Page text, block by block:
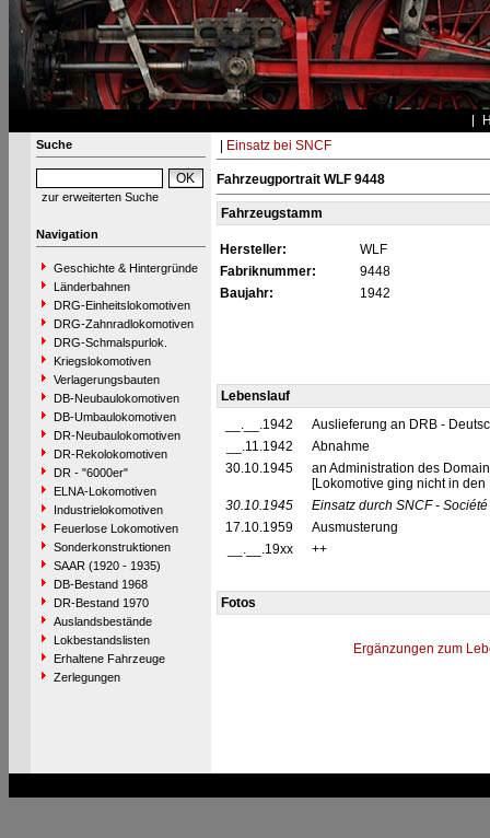
Suche
zur erweiterten Suche
Navigation
Geschichte & Hintergründe
Länderbahnen
DRG-Einheitslokomotiven
DRG-Zahnradlokomotiven
DRG-Schmalspurlok.
Kriegslokomotiven
Verlagerungsbauten
DB-Neubaulokomotiven
DB-Umbaulokomotiven
DR-Neubaulokomotiven
DR-Rekolokomotiven
DR - "6000er"
ELNA-Lokomotiven
Industrielokomotiven
Feuerlose Lokomotiven
Sonderkonstruktionen
SAAR (1920 - 1935)
DB-Bestand 1968
DR-Bestand 1970
Auslandsbestände
Lokbestandslisten
Erhaltene Fahrzeuge
Zerlegungen
Einsatz bei SNCF
Fahrzeugportrait WLF 9448
Fahrzeugstamm
Hersteller:
WLF
Fabriknummer:
9448
Baujahr:
1942
Lebenslauf
__.__.1942
Auslieferung an DRB -
__.11.1942
Abnahme
30.10.1945
an Administration des
[Lokomotive ging nicht in
30.10.1945
Einsatz durch SNCF -
17.10.1959
Ausmusterung
__.__.19xx
++
Fotos
Ergänzungen zum